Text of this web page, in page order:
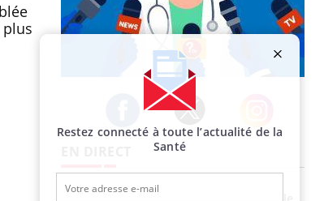
Facebook Twitter Instagram
Restez connecté à toute l’actualité de la
Santé